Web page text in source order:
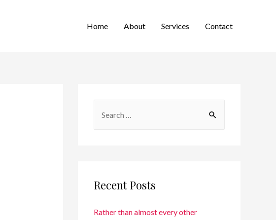
Home About Services Contact
Recent Posts
Rather than almost every other